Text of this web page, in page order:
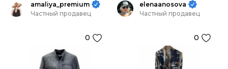
amaliya_premium
Частный продавец
0
elenaanosova
Частный продавец
0